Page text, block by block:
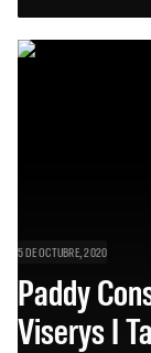
5 DE OCTUBRE, 2020
Paddy
Viserys I